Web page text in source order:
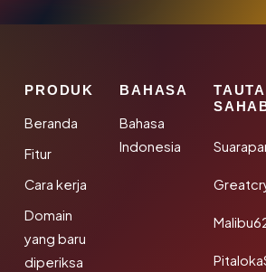
PRODUK
Beranda
Fitur
Cara kerja
Domain
yang baru
diperiksa
BAHASA
Bahasa
Indonesia